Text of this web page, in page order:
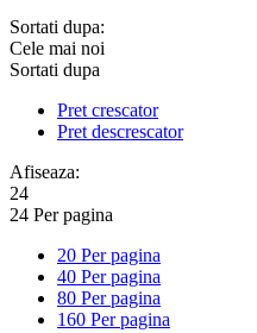
Sortati dupa:
Cele mai noi
Sortati dupa
Pret crescator
Pret descrescator
Afiseaza:
24
24 Per pagina
20 Per pagina
40 Per pagina
80 Per pagina
160 Per pagina